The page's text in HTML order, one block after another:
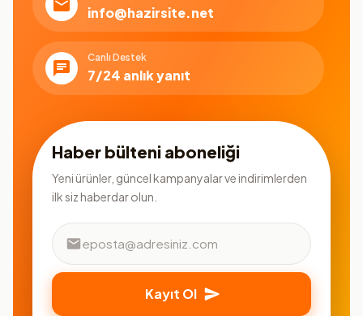
info@hazirsite.net
Canlı Destek
7/24 anlık yanıt
Haber bülteni aboneliği
Yeni ürünler, güncel kampanyalar ve indirimlerden
ilk siz haberdar olun.
Kayıt Ol